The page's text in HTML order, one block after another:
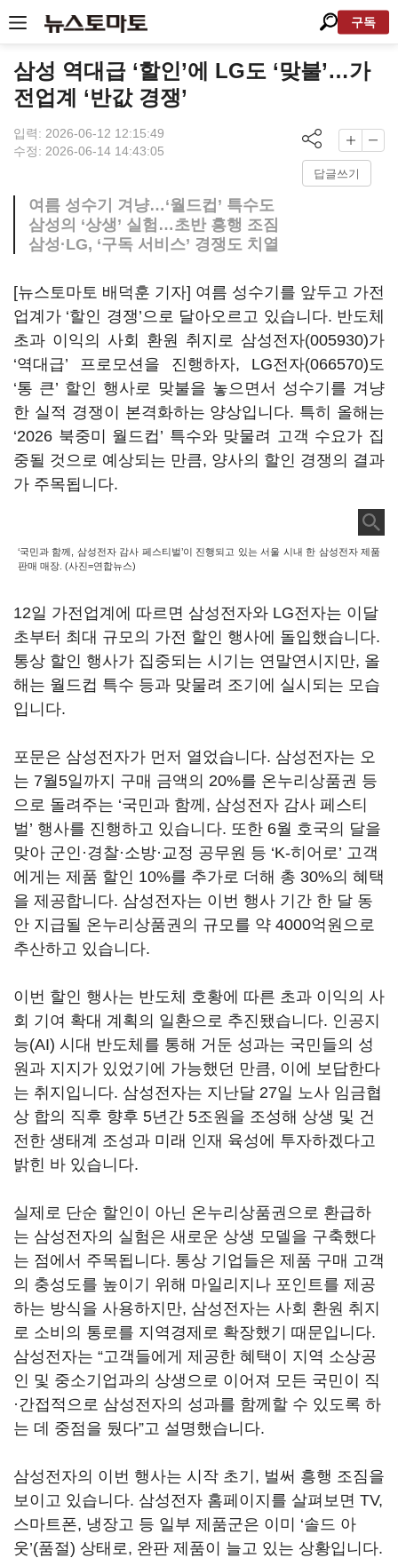
구독
삼성 역대급 ‘할인’에 LG도 ‘맞불’…가
전업계 ‘반값 경쟁’
입력: 2026-06-12 12:15:49
수정: 2026-06-14 14:43:05
답글쓰기
여름 성수기 겨냥…‘월드컵’ 특수도
삼성의 ‘상생’ 실험…초반 흥행 조짐
삼성·LG, ‘구독 서비스’ 경쟁도 치열
[뉴스토마토 배덕훈 기자] 여름 성수기를 앞두고 가전
업계가 ‘할인 경쟁’으로 달아오르고 있습니다. 반도체
초과 이익의 사회 환원 취지로 삼성전자(005930)가
‘역대급’ 프로모션을 진행하자, LG전자(066570)도
‘통 큰’ 할인 행사로 맞불을 놓으면서 성수기를 겨냥
한 실적 경쟁이 본격화하는 양상입니다. 특히 올해는
‘2026 북중미 월드컵 ’ 특수와 맞물려 고객 수요가 집
중될 것으로 예상되는 만큼, 양사의 할인 경쟁의 결과
가 주목됩니다.
‘국민과 함께, 삼성전자 감사 페스티벌’이 진행되고 있는 서울 시내 한 삼성전자 제품
판매 매장. (사진=연합뉴스)
12일 가전업계에 따르면 삼성전자와 LG전자는 이달
초부터 최대 규모의 가전 할인 행사에 돌입했습니다.
통상 할인 행사가 집중되는 시기는 연말연시지만, 올
해는 월드컵 특수 등과 맞물려 조기에 실시되는 모습
입니다.
포문은 삼성전자가 먼저 열었습니다. 삼성전자는 오
는 7월5일까지 구매 금액의 20%를 온누리상품권 등
으로 돌려주는 ‘국민과 함께, 삼성전자 감사 페스티
벌 ’ 행사를 진행하고 있습니다. 또한 6월 호국의 달을
맞아 군인·경찰·소방·교정 공무원 등 ‘K-히어로’ 고객
에게는 제품 할인 10%를 추가로 더해 총 30%의 혜택
을 제공합니다. 삼성전자는 이번 행사 기간 한 달 동
안 지급될 온누리상품권의 규모를 약 4000억원으로
추산하고 있습니다.
이번 할인 행사는 반도체 호황에 따른 초과 이익의 사
회 기여 확대 계획의 일환으로 추진됐습니다. 인공지
능(AI) 시대 반도체를 통해 거둔 성과는 국민들의 성
원과 지지가 있었기에 가능했던 만큼, 이에 보답한다
는 취지입니다. 삼성전자는 지난달 27일 노사 임금협
상 합의 직후 향후 5년간 5조원을 조성해 상생 및 건
전한 생태계 조성과 미래 인재 육성에 투자하겠다고
밝힌 바 있습니다.
실제로 단순 할인이 아닌 온누리상품권으로 환급하
는 삼성전자의 실험은 새로운 상생 모델을 구축했다
는 점에서 주목됩니다. 통상 기업들은 제품 구매 고객
의 충성도를 높이기 위해 마일리지나 포인트를 제공
하는 방식을 사용하지만, 삼성전자는 사회 환원 취지
로 소비의 통로를 지역경제로 확장했기 때문입니다.
삼성전자는 “고객들에게 제공한 혜택이 지역 소상공
인 및 중소기업과의 상생으로 이어져 모든 국민이 직
·간접적으로 삼성전자의 성과를 함께할 수 있도록 하
는 데 중점을 뒀다”고 설명했습니다.
삼성전자의 이번 행사는 시작 초기 , 벌써 흥행 조짐을
보이고 있습니다. 삼성전자 홈페이지를 살펴보면 TV,
스마트폰, 냉장고 등 일부 제품군은 이미 ‘솔드 아
웃’(품절) 상태로, 완판 제품이 늘고 있는 상황입니다.